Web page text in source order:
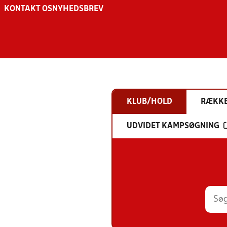
KONTAKT OS NYHEDSBREV
KLUB/HOLD
UDVIDET KAMPSØGNING